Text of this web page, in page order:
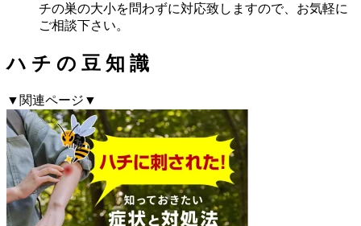
チの巣の大小を問わずに対応致しますので、お気軽に
ご相談下さい。
ハ チ の 豆 知 識
▼関連ページ▼